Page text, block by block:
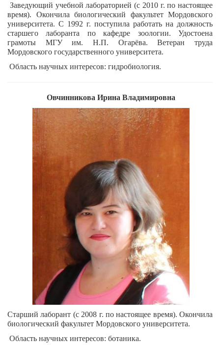
Заведующий учебной лабораторией (с 2010 г. по настоящее
время). Окончила биологический факультет Мордовского
университета. С 1992 г. поступила работать на должность
старшего лаборанта по кафедре зоологии. Удостоена
грамоты МГУ им. Н.П. Огарёва. Ветеран труда
Мордовского государственного университета.
Область научных интересов: гидробиология.
Овчинникова Ирина Владимировна
Старший лаборант (с 2008 г. по настоящее время). Окончила
биологический факультет Мордовского университета.
Область научных интересов: ботаника.